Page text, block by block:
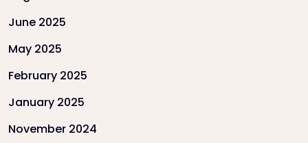
June 2025
May 2025
February 2025
January 2025
November 2024